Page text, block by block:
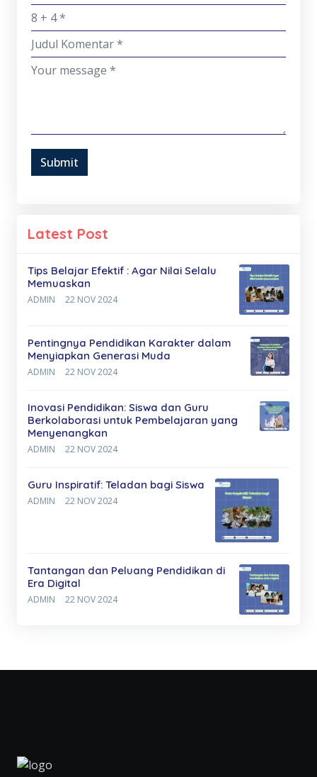
Submit
Latest Post
Tips Belajar Efektif : Agar Nilai Selalu
Memuaskan
ADMIN 22 NOV 2024
Pentingnya Pendidikan Karakter dalam
Menyiapkan Generasi Muda
ADMIN 22 NOV 2024
Inovasi Pendidikan: Siswa dan Guru
Berkolaborasi untuk Pembelajaran yang
Menyenangkan
ADMIN 22 NOV 2024
Guru Inspiratif: Teladan bagi Siswa
ADMIN 22 NOV 2024
Tantangan dan Peluang Pendidikan di
Era Digital
ADMIN 22 NOV 2024